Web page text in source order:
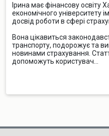
Ірина має фінансову освіту
економічного університету
досвід роботи в сфері
Вона цікавиться
транспорту, подорожує та
новинами страхування.
допоможуть користувач...